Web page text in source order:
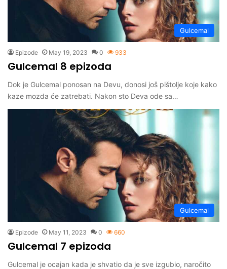
Gulcemal
Epizode May 19, 2023 0 933
Gulcemal 8 epizoda
Dok je Gulcemal ponosan na Devu, donosi još pištolje koje kako
kaze mozda će zatrebati. Nakon sto Deva ode sa…
Gulcemal
Epizode May 11, 2023 0 660
Gulcemal 7 epizoda
Gulcemal je ocajan kada je shvatio da je sve izgubio, naročito